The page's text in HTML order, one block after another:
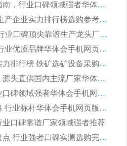
2026 矿用永磁滚筒厂家排行榜选购指南，行业口碑领域强者华体会手机网页版-华体会(中国)
2026 钛铁矿平板磁选机怎么选 靠谱生产企业实力排行榜选购参考攻略
2026CTG 干式磁选机完整选购指南 行业口碑顶尖靠谱生产龙头厂家实力推荐
2026 高精度粉料磁选机选购全攻略 行业优质品牌华体会手机网页版-华体会(中国) 实力深度解析
2026CTB 湿式永磁磁选机靠谱厂家实力排行榜 铁矿选矿设备采购全流程选购指南
2026 尾矿磁选机行业口碑领域强者，源头直供国内主流厂家华体会手机网页版-华体会(中国) 一站式服务
2026尾矿磁选机靠谱厂家哪家好 行业口碑领域强者华体会手机网页版-华体会(中国) 推荐
2026 铁矿磁选机靠谱厂家选购全攻略 行业标杆华体会手机网页版-华体会(中国) 设备性价比出众
业口碑靠谱厂家领域强者推荐
2026 高性价比永磁筒式磁选机品牌盘点 行业强者口碑实测选购完整指南